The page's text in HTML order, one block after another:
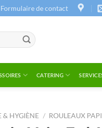
Formulaire de contact
CATERING
& HYGIÈNE / ROULEAUX